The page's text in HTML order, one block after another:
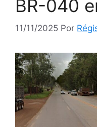
BR-040
11/11/2025 Por